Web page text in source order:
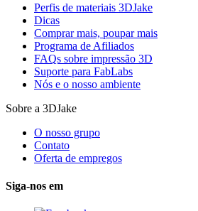
Perfis de materiais 3DJake
Dicas
Comprar mais, poupar mais
Programa de Afiliados
FAQs sobre impressão 3D
Suporte para FabLabs
Nós e o nosso ambiente
Sobre a 3DJake
O nosso grupo
Contato
Oferta de empregos
Siga-nos em